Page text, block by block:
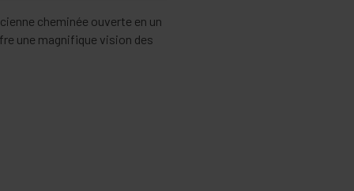
cheminée ouverte en un
une magnifique vision des